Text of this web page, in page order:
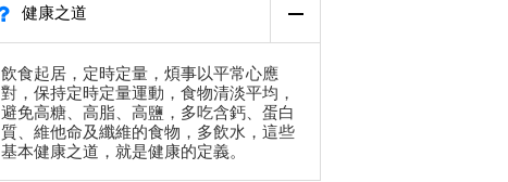
健康之道
飲食起居，定時定量，煩事以平常心應
對，保持定時定量運動，食物清淡平均，
避免高糖、高脂、高鹽，多吃含鈣、蛋白
質、維他命及纖維的食物，多飲水，這些
基本健康之道，就是健康的定義。